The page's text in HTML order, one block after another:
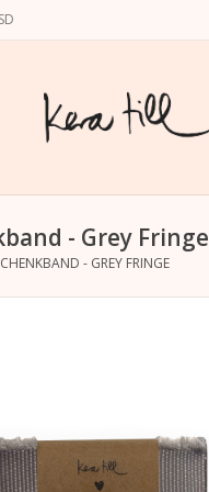
- Grey Fringe
- GREY FRINGE